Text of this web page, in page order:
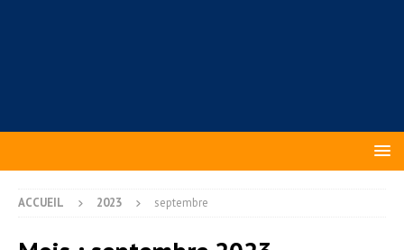
ACCUEIL 2023 septembre